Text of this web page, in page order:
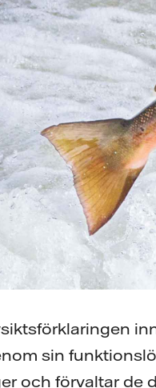
sin
och förvaltar de